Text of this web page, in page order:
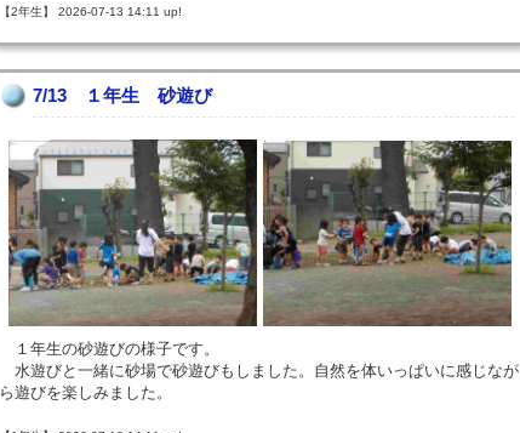
【2年生】 2026-07-13 14:11 up!
7/13 １年生 砂遊び
１年生の砂遊びの様子です。
水遊びと一緒に砂場で砂遊びもしました。自然を体いっぱいに感じなが
ら遊びを楽しみました。